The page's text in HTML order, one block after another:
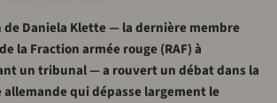
de Daniela Klette — la dernière membre
la Fraction armée rouge (RAF) à
un tribunal — a rouvert un débat dans la
allemande qui dépasse largement le